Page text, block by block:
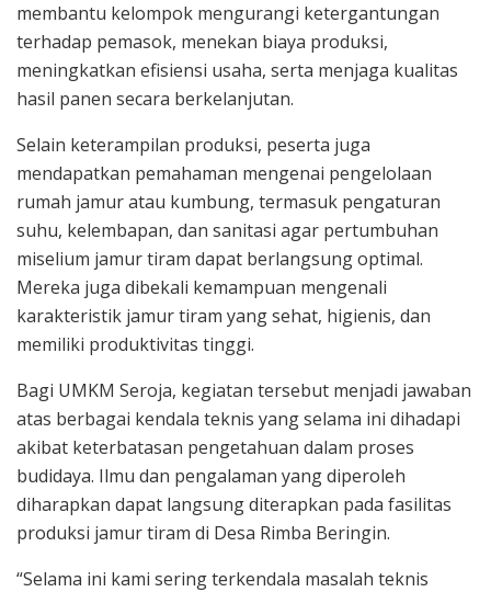
membantu kelompok mengurangi ketergantungan
terhadap pemasok, menekan biaya produksi,
meningkatkan efisiensi usaha, serta menjaga kualitas
hasil panen secara berkelanjutan.
Selain keterampilan produksi, peserta juga
mendapatkan pemahaman mengenai pengelolaan
rumah jamur atau kumbung, termasuk pengaturan
suhu, kelembapan, dan sanitasi agar pertumbuhan
miselium jamur tiram dapat berlangsung optimal.
Mereka juga dibekali kemampuan mengenali
karakteristik jamur tiram yang sehat, higienis, dan
memiliki produktivitas tinggi.
Bagi UMKM Seroja, kegiatan tersebut menjadi jawaban
atas berbagai kendala teknis yang selama ini dihadapi
akibat keterbatasan pengetahuan dalam proses
budidaya. Ilmu dan pengalaman yang diperoleh
diharapkan dapat langsung diterapkan pada fasilitas
produksi jamur tiram di Desa Rimba Beringin.
“Selama ini kami sering terkendala masalah teknis